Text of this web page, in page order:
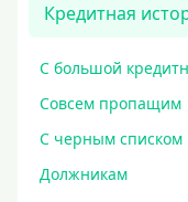
Кредитная
С большой
Совсем пропащим
С черным списком
Должникам